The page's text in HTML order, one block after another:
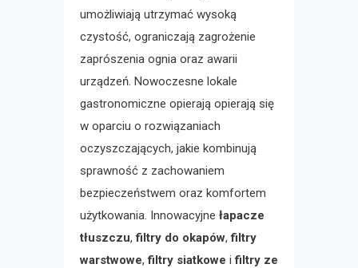
umożliwiają utrzymać wysoką
czystość, ograniczają zagrożenie
zaprószenia ognia oraz awarii
urządzeń. Nowoczesne lokale
gastronomiczne opierają opierają się
w oparciu o rozwiązaniach
oczyszczających, jakie kombinują
sprawność z zachowaniem
bezpieczeństwem oraz komfortem
użytkowania. Innowacyjne łapacze
tłuszczu,filtry do okapów,filtry
warstwowe,filtry siatkowe ifiltry ze